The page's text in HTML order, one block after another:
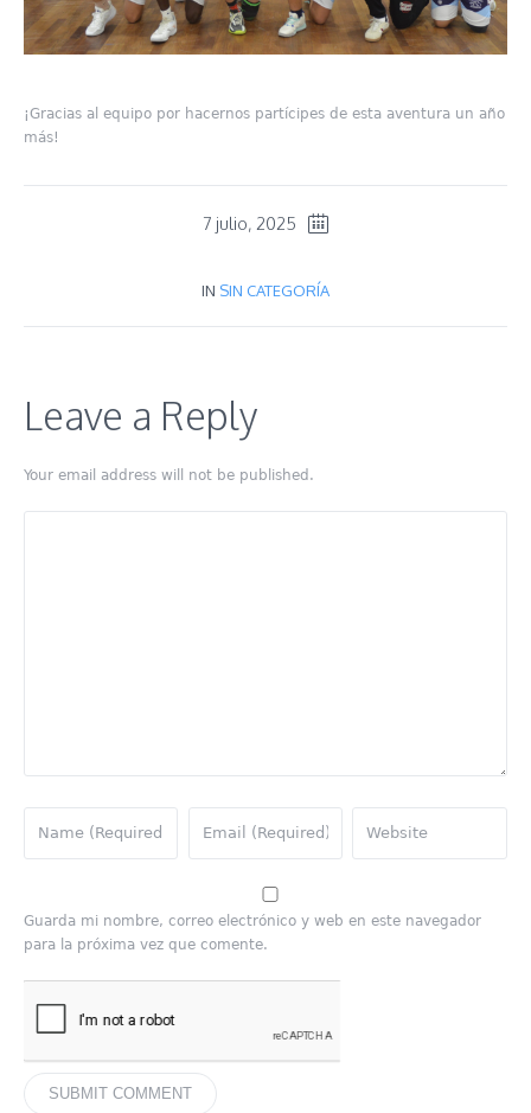
¡Gracias al equipo por hacernos partícipes de esta aventura un año
más!
7 julio, 2025
IN SIN CATEGORÍA
Leave a Reply
Your email address will not be published.
Guarda mi nombre, correo electrónico y web en este navegador
para la próxima vez que comente.